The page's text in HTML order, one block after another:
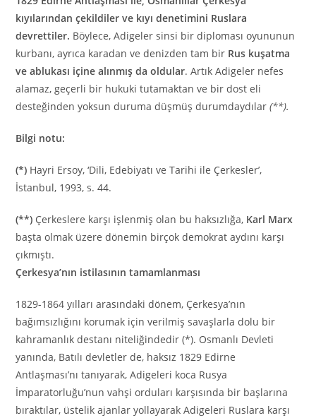
kıyılarından çekildiler ve kıyı denetimini Ruslara
devrettiler. Böylece, Adigeler sinsi bir diploması oyununun
kurbanı, ayrıca karadan ve denizden tam bir Rus kuşatma
ve ablukası içine alınmış da oldular. Artık Adigeler nefes
alamaz, geçerli bir hukuki tutamaktan ve bir dost eli
desteğinden yoksun duruma düşmüş durumdaydılar(**).
Bilgi notu:
(*) Hayri Ersoy, ‘Dili, Edebiyatı ve Tarihi ile Çerkesler’,
İstanbul, 1993, s. 44.
(**) Çerkeslere karşı işlenmiş olan bu haksızlığa, Karl Marx
başta olmak üzere dönemin birçok demokrat aydını karşı
çıkmıştı.
Çerkesya’nın istilasının tamamlanması
1829-1864 yılları arasındaki dönem, Çerkesya’nın
bağımsızlığını korumak için verilmiş savaşlarla dolu bir
kahramanlık destanı niteliğindedir (*). Osmanlı Devleti
yanında, Batılı devletler de, haksız 1829 Edirne
Antlaşması’nı tanıyarak, Adigeleri koca Rusya
İmparatorluğu’nun vahşi orduları karşısında bir başlarına
bıraktılar, üstelik ajanlar yollayarak Adigeleri Ruslara karşı